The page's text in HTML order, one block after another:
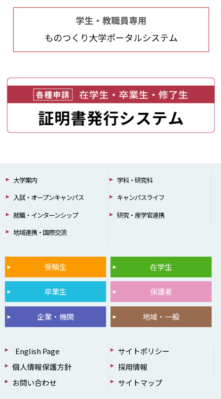
大学案内
学科・研究科
入試・オープンキャンパス
キャンパスライフ
就職・インターンシップ
研究・産学官連携
地域連携・国際交流
受験生 在学生
卒業生 保護者
企業・機関 地域・一般
English Page
サイトポリシー
個人情報保護方針
採用情報
お問い合わせ
サイトマップ